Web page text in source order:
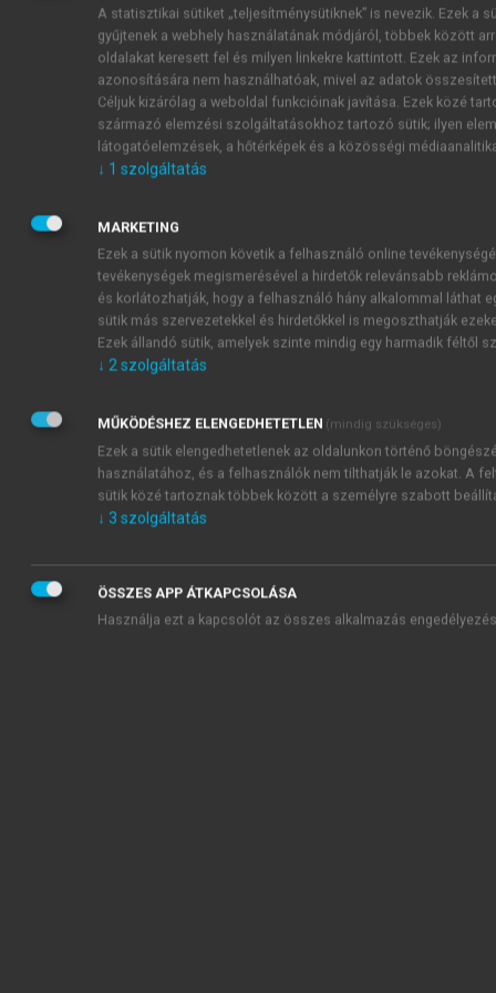
alacsony csoportok mellett a térbeli kiugró értékek
most egy csoportba kerültek, míg megjelent egy új,
egyéb pozitív kategória. Ennek oka, hogy a Geary-
féle C mutatók négyzetes különbséget alkalmaznak a
keresztszorzatok helyett. Az első esetben, a térbeli
kiugró értékeknél, melyek a negatív térbeli
autokorrelációhoz kötődnek, a négyzetes különbség
megmondani, hogy magas-alacsony vagy alacsony-
magas kategóriájú-e az adott kiugró érték. A második
esetben, egyéb pozitív kategóriába pedig azok
kerültek, melyek esetén az átlag eliminálódott,
szintén a négyzetes különbség tulajdonságaiból
következően. Az elemzés ez esetben is a 3.7.
térképhez tartozó szignifikancia-térképpel együtt
kivitelezhető, melyet a
A statisztikai sütiket „teljesítménysütiknek” is nevezik. Ezek a
gyűjtenek a webhely használatának módjáról, többek között
oldalakat keresett fel és milyen linkekre kattintott. Ezek az
azonosítására nem használhatóak, mivel az adatok
Céljuk kizárólag a weboldal funkcióinak javítása. Ezek közé
származó elemzési szolgáltatásokhoz tartozó sütik; ilyen
látogatóelemzések, a hőtérképek és a közösségi
↓ 1 szolgáltatás
MARKETING
Ezek a sütik nyomon követik a felhasználó online
tevékenységek megismerésével a hirdetők relevánsabb
és korlátozhatják, hogy a felhasználó hány alkalommal láthat
sütik más szervezetekkel és hirdetőkkel is megoszthatják
Ezek állandó sütik, amelyek szinte mindig egy harmadik féltől
↓ 2 szolgáltatás
MŰKÖDÉSHEZ ELENGEDHETETLEN (mindig szükséges)
Ezek a sütik elengedhetetlenek az oldalunkon történő
használatához, és a felhasználók nem tilthatják le azokat. A
sütik közé tartoznak többek között a személyre szabott
↓ 3 szolgáltatás
ÖSSZES APP ÁTKAPCSOLÁSA
Használja ezt a kapcsolót az összes alkalmazás